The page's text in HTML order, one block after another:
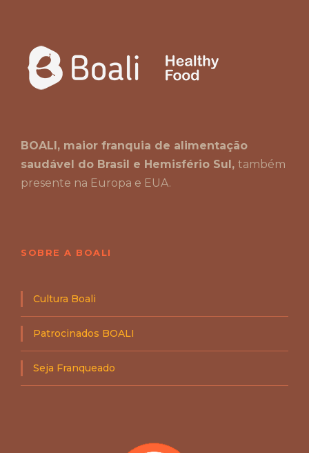
BOALI, maior franquia de alimentação
saudável do Brasil e Hemisfério Sul, também
presente na Europa e EUA.
SOBRE A BOALI
Cultura Boali
Patrocinados BOALI
Seja Franqueado